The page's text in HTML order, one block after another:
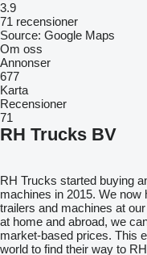
3.9
71 recensioner
Source: Google Maps
Om oss
Annonser
677
Karta
Recensioner
71
RH Trucks BV
RH Trucks started buying
machines in 2015. We
trailers and machines at
at home and abroad, we
market-based prices. This
world to find their way to